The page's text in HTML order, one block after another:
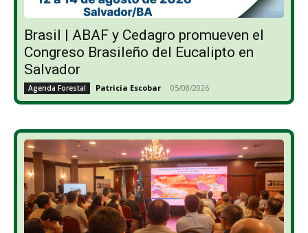
Brasil | ABAF y Cedagro promueven el
Congreso Brasileño del Eucalipto en
Salvador
Agenda Forestal Patricia Escobar - 05/08/2026